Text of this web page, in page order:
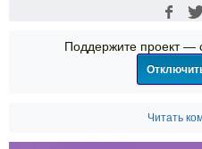
Поддержите проект —
Читать